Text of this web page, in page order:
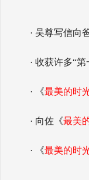
· 吴尊写信向
· 收获许多“
· 《最美的时
· 向佐《最美
· 《最美的时